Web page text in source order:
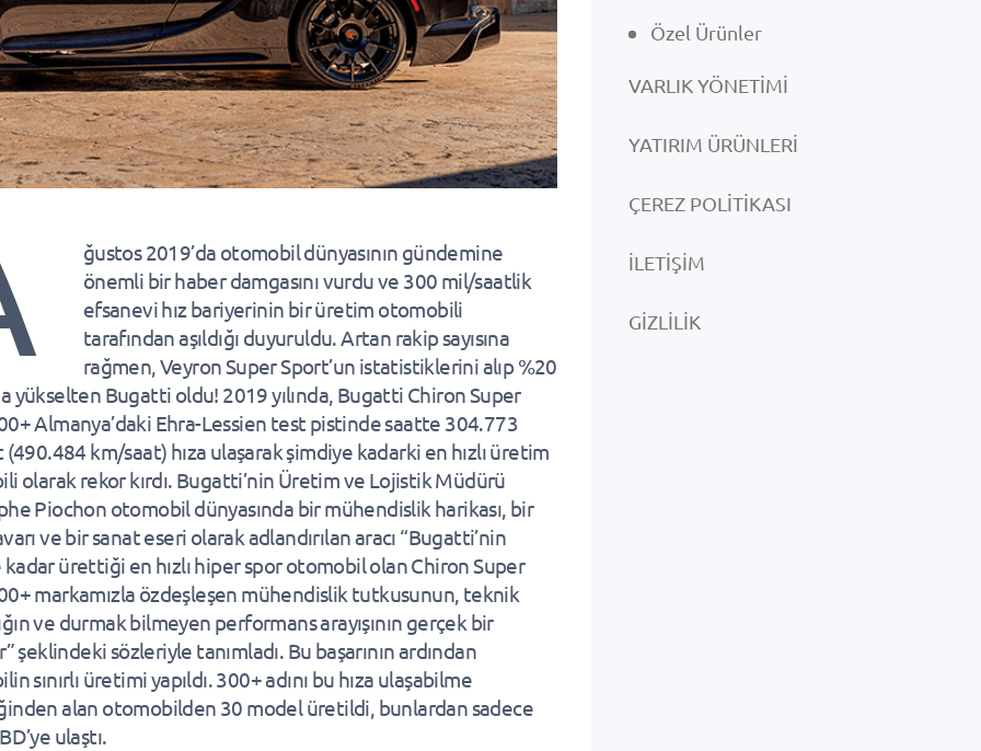
ğustos 2019’da otomobil dünyasının gündemine
önemli bir haber damgasını vurdu ve 300 mil/saatlik
efsanevi hız bariyerinin bir üretim otomobili
tarafından aşıldığı duyuruldu. Artan rakip sayısına
rağmen, Veyron Super Sport’un istatistiklerini alıp %20
yükselten Bugatti oldu! 2019 yılında, Bugatti Chiron Super
Almanya’daki Ehra-Lessien test pistinde saatte 304.773
km/saat) hıza ulaşarak şimdiye kadarki en hızlı üretim
olarak rekor kırdı. Bugatti’nin Üretim ve Lojistik Müdürü
Piochon otomobil dünyasında bir mühendislik harikası, bir
ve bir sanat eseri olarak adlandırılan aracı “Bugatti’nin
ürettiği en hızlı hiper spor otomobil olan Chiron Super
markamızla özdeşleşen mühendislik tutkusunun, teknik
ve durmak bilmeyen performans arayışının gerçek bir
şeklindeki sözleriyle tanımladı. Bu başarının ardından
sınırlı üretimi yapıldı. 300+ adını bu hıza ulaşabilme
alan otomobilden 30 model üretildi, bunlardan sadece
ulaştı.
Özel Ürünler
VARLIK YÖNETIMI
YATIRIM ÜRÜNLERI
ÇEREZ POLITIKASI
İLETIŞIM
GIZLILIK